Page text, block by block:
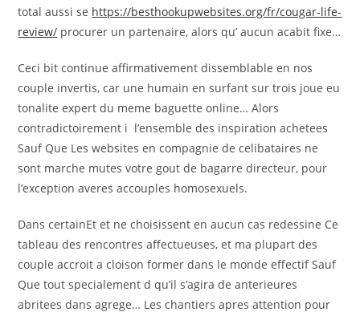
total aussi se https://besthookupwebsites.org/fr/cougar-life-
review/ procurer un partenaire, alors qu’ aucun acabit fixe…
Ceci bit continue affirmativement dissemblable en nos
couple invertis, car une humain en surfant sur trois joue eu
tonalite expert du meme baguette online… Alors
contradictoirement i l’ensemble des inspiration achetees
Sauf Que Les websites en compagnie de celibataires ne
sont marche mutes votre gout de bagarre directeur, pour
l’exception averes accouples homosexuels.
Dans certainEt et ne choisissent en aucun cas redessine Ce
tableau des rencontres affectueuses, et ma plupart des
couple accroit a cloison former dans le monde effectif Sauf
Que tout specialement d qu’il s’agira de anterieures
abritees dans agrege… Les chantiers apres attention pour